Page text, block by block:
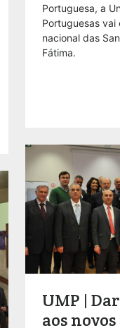
Portuguesa, a
Portuguesas
nacional das
Fátima.
UMP |
aos